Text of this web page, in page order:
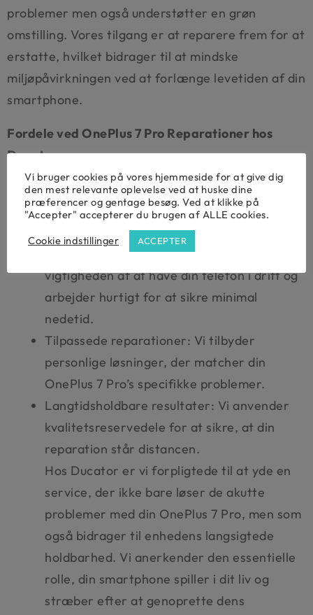
problemer men også understøtter en grøn
omstilling. Vores tilgang er at reparere frem for at
erstatte, hvilket bidrager til at mindske
miljøpåvirkningen ved at forlænge levetiden af din
smartphone.
Fordele ved OnePlus 7 Pro Reparationer hos
Ducator:
Miljøbevidst reparation: Ducator reparerer
din OnePlus 7 Pro med fokus på
bæredygtighed.
Hurtig og effektiv service: Vi forstår
vigtigheden af at have din telefon i drift og
arbejder hurtigt for at sikre minimal
nedetid.
Tilpassede reparationer: Vi tilbyder
personlige løsninger, der matcher din
OnePlus 7 Pro’s specifikke problemer.
Langtidsholdbare resultater: Vi anvender
kvalitetsreservedele for at sikre, at din
reparation står distancen.
Hos Ducator er vi forpligtede til at yde en
service, der ikke bare løser de akutte
problemer med din OnePlus 7 Pro, men som
også bidrager til enhedens langsigtede
holdbarhed. Vi anerkender den essentielle
rolle, din smartphone spiller i dit liv og
stræber efter at genoprette dens
Vi bruger cookies på vores hjemmeside for at give dig
den mest relevante oplevelse ved at huske dine
præferencer og gentage besøg. Ved at klikke på
"Accepter" accepterer du brugen af ALLE cookies.
Cookie indstillinger
ACCEPTER